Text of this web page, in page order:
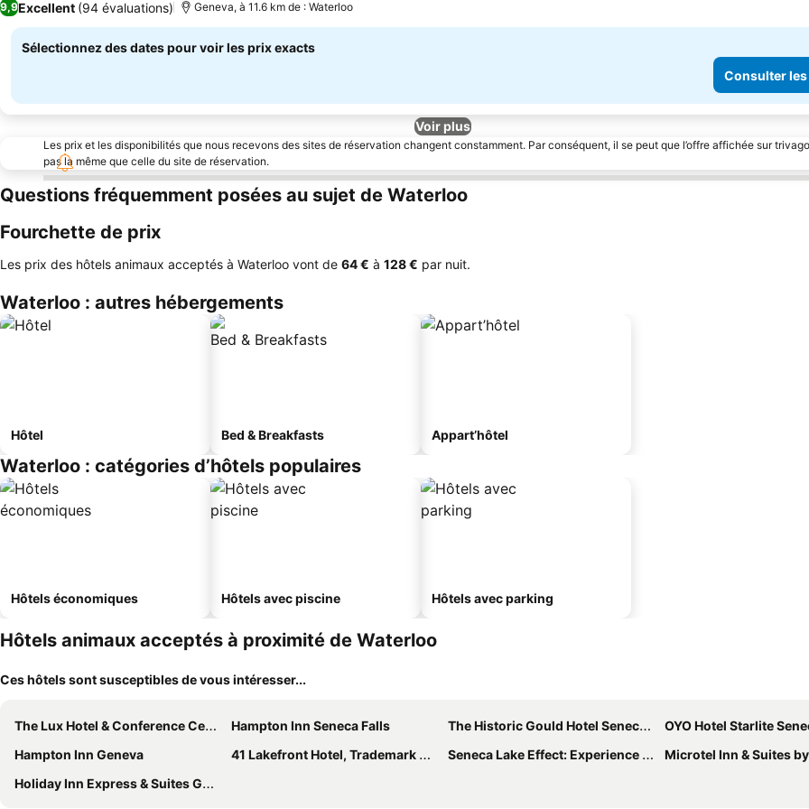
9,9Excellent (94 évaluations) Geneva, à 11.6 km de : Waterloo
Sélectionnez des dates pour voir les prix exacts
Consulter
Voir plus
Les prix et les disponibilités que nous recevons des sites de réservation changent constamment. Par conséquent, il se peut que l’offre affichée sur
pas la même que celle du site de réservation.
Questions fréquemment posées au sujet de Waterloo
Fourchette de prix
Les prix des hôtels animaux acceptés à Waterloo vont de ‎64 € à ‎128 € par nuit.
Waterloo : autres hébergements
Hôtel Bed & Breakfasts Appart’hôtel
Waterloo : catégories d’hôtels populaires
Hôtels économiques Hôtels avec piscine Hôtels avec parking
Hôtels animaux acceptés à proximité de Waterloo
Ces hôtels sont susceptibles de vous intéresser...
The Lux Hotel & Conference Center Hampton Inn Seneca Falls The Historic Gould Hotel Seneca Falls, an Ascend Collection Hotel
OYO Hotel Starlite
Hampton Inn Geneva
41 Lakefront Hotel, Trademark Collection By Wyndham Seneca Lake Effect: Experience Luxurious Lake Life
Microtel Inn & Suites by
Holiday Inn Express & Suites Geneva Finger Lakes By Ihg